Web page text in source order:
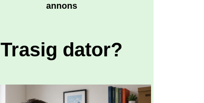
annons
Trasig dator?